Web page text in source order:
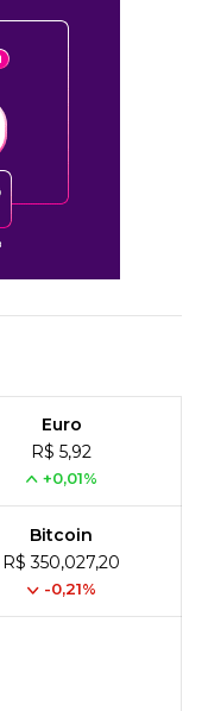
Euro
R$ 5,92
+0,01%
Bitcoin
R$ 350,027,20
-0,21%